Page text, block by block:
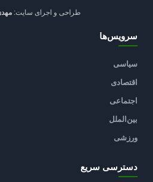
طراحی و اجرای سایت:
سرویس‌ها
سیاسی
اقتصادی
اجتماعی
بین‌الملل
ورزشی
دسترسی سریع